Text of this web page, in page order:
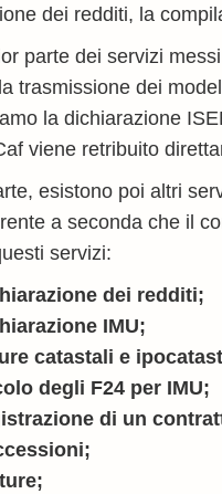
dei redditi, la
parte dei servizi
trasmissione dei
la dichiarazione
viene retribuito
esistono poi altri
a seconda che il
servizi:
dei redditi;
IMU;
catastali e
degli F24 per IMU;
di un